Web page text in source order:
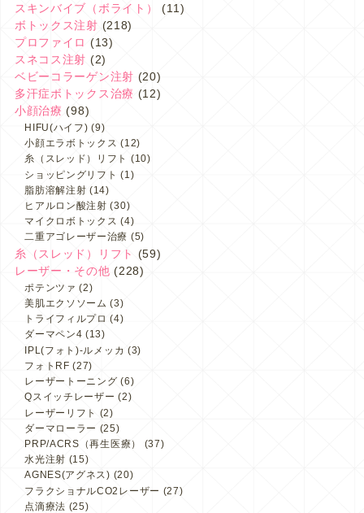
スキンバイブ（ボライト）
(11)
ボトックス注射 (218)
プロファイロ (13)
スネコス注射 (2)
ベビーコラーゲン注射 (20)
多汗症ボトックス治療 (12)
小顔治療 (98)
HIFU(ハイフ) (9)
小顔エラボトックス (12)
糸（スレッド）リフト (10)
ショッピングリフト (1)
脂肪溶解注射 (14)
ヒアルロン酸注射 (30)
マイクロボトックス (4)
二重アゴレーザー治療 (5)
糸（スレッド）リフト
(59)
レーザー・その他 (228)
ポテンツァ (2)
美肌エクソソーム (3)
トライフィルプロ (4)
ダーマペン4 (13)
IPL(フォト)-ルメッカ (3)
フォトRF (27)
レーザートーニング (6)
Qスイッチレーザー (2)
レーザーリフト (2)
ダーマローラー (25)
PRP/ACRS（再生医療）
(37)
水光注射 (15)
AGNES(アグネス) (20)
フラクショナルCO2レーザー (27)
点滴療法 (25)